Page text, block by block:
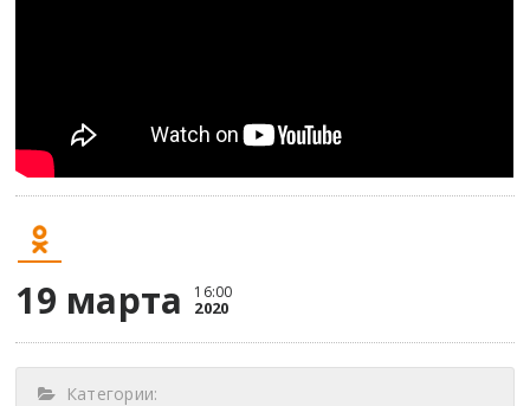
19 марта 16:00
2020
Категории: